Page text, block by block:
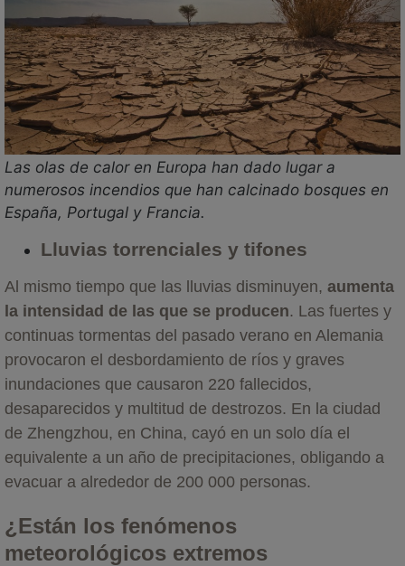
Las olas de calor en Europa han dado lugar a
numerosos incendios que han calcinado bosques en
España, Portugal y Francia.
Lluvias torrenciales y tifones
Al mismo tiempo que las lluvias disminuyen, aumenta
la intensidad de las que se producen. Las fuertes y
continuas tormentas del pasado verano en Alemania
provocaron el desbordamiento de ríos y graves
inundaciones que causaron 220 fallecidos,
desaparecidos y multitud de destrozos. En la ciudad
de Zhengzhou, en China, cayó en un solo día el
equivalente a un año de precipitaciones, obligando a
evacuar a alrededor de 200 000 personas.
¿Están los fenómenos
meteorológicos extremos